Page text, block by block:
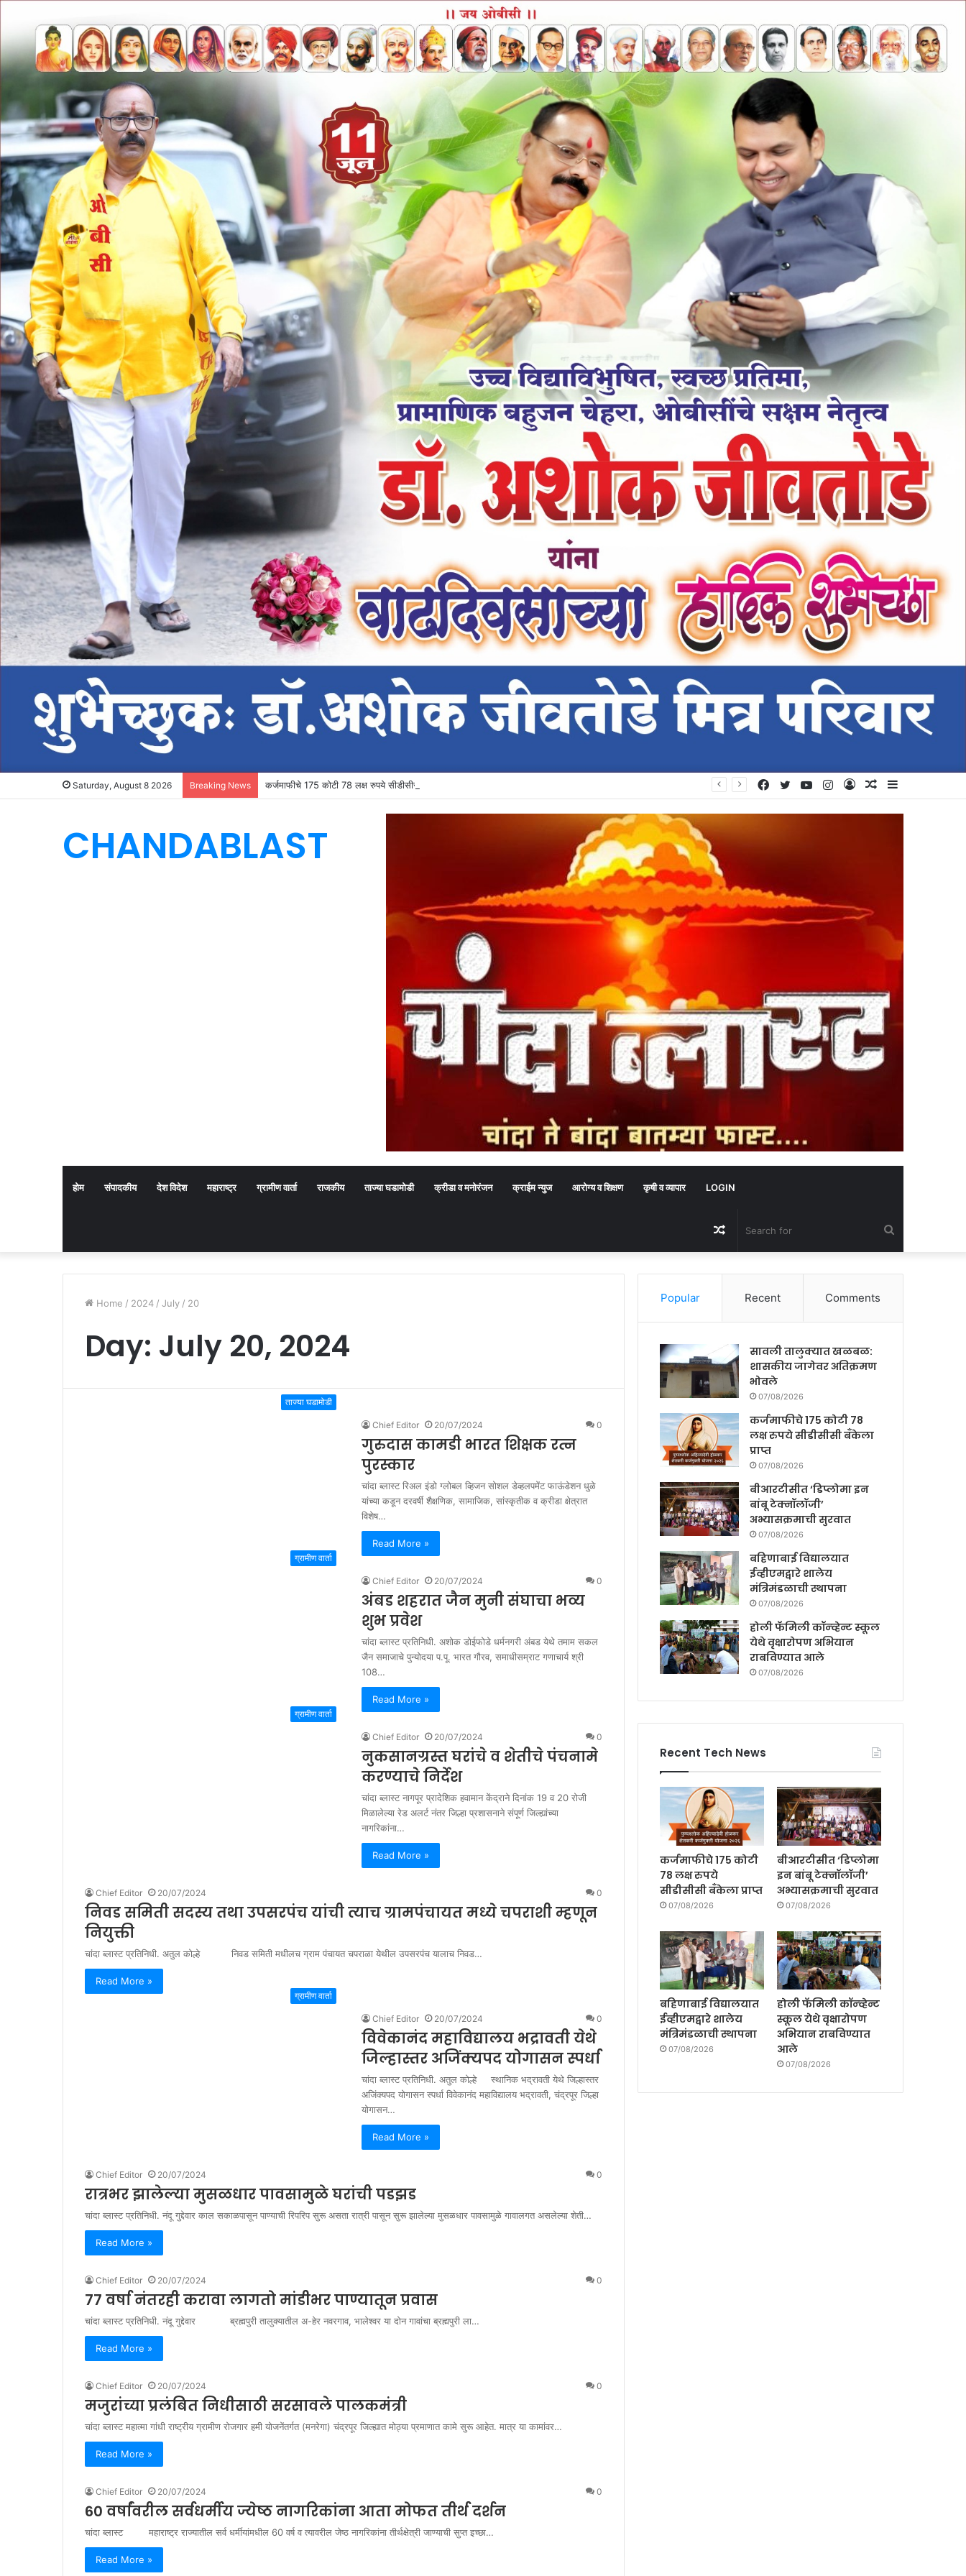
Saturday, August 8 2026 Breaking News कर्जमाफीचे 175 कोटी 78 लक्ष रुपये सीडीसीसी बँकेला प्राप्त
Random
Article
Log
In
Instagram
YouTube
Twitter
Facebook
CHANDABLAST
होम संपादकीय देश विदेश महाराष्ट्र ग्रामीण वार्ता राजकीय ताज्या घडामोडी क्रीडा व मनोरंजन क्राईम न्युज आरोग्य व शिक्षण कृषी व व्यापार LOGIN
for
Random
Article
Home / 2024 / July / 20
Day: July 20, 2024
ताज्या घडामोडी
Chief Editor 20/07/2024 0
गुरुदास कामडी भारत शिक्षक रत्न
पुरस्कार
चांदा ब्लास्ट रिअल इंडो ग्लोबल व्हिजन सोशल डेव्हलपमेंट फाऊंडेशन धुळे
यांच्या कडून दरवर्षी शैक्षणिक, सामाजिक, सांस्कृतीक व क्रीडा क्षेत्रात
विशेष…
Read More »
ग्रामीण वार्ता
Chief Editor 20/07/2024 0
अंबड शहरात जैन मुनी संघाचा भव्य
शुभ प्रवेश
चांदा ब्लास्ट प्रतिनिधी. अशोक डोईफोडे धर्मनगरी अंबड येथे तमाम सकल
जैन समाजाचे पुन्योदया प.पू. भारत गौरव, समाधीसम्राट गणाचार्य श्री
108…
Read More »
ग्रामीण वार्ता
Chief Editor 20/07/2024 0
नुकसानग्रस्त घरांचे व शेतीचे पंचनामे
करण्याचे निर्देश
चांदा ब्लास्ट नागपूर प्रादेशिक हवामान केंद्राने दिनांक 19 व 20 रोजी
मिळालेल्या रेड अलर्ट नंतर जिल्हा प्रशासनाने संपूर्ण जिल्ह्यांच्या
नागरिकांना…
Read More »
Chief Editor 20/07/2024 0
निवड समिती सदस्य तथा उपसरपंच यांची त्याच ग्रामपंचायत मध्ये चपराशी म्हणून
नियुक्ती
चांदा ब्लास्ट प्रतिनिधी. अतुल कोल्हे निवड समिती मधीलच ग्राम पंचायत चपराळा येथील उपसरपंच यालाच निवड…
Read More »
ग्रामीण वार्ता
Chief Editor 20/07/2024 0
विवेकानंद महाविद्यालय भद्रावती येथे
जिल्हास्तर अजिंक्यपद योगासन स्पर्धा
चांदा ब्लास्ट प्रतिनिधी. अतुल कोल्हे स्थानिक भद्रावती येथे जिल्हास्तर
अजिंक्यपद योगासन स्पर्धा विवेकानंद महाविद्यालय भद्रावती, चंद्रपूर जिल्हा
योगासन…
Read More »
Chief Editor 20/07/2024 0
रात्रभर झालेल्या मुसळधार पावसामुळे घरांची पडझड
चांदा ब्लास्ट प्रतिनिधी. नंदू गुद्देवार काल सकाळपासून पाण्याची रिपरिप सुरू असता रात्री पासून सुरू झालेल्या मुसळधार पावसामुळे गावालगत असलेल्या शेती…
Read More »
Chief Editor 20/07/2024 0
७७ वर्षा नंतरही करावा लागतो मांडीभर पाण्यातून प्रवास
चांदा ब्लास्ट प्रतिनिधी. नंदू गुद्देवार ब्रह्मपुरी तालुक्यातील अ-हेर नवरगाव, भालेश्वर या दोन गावांचा ब्रह्मपुरी ला…
Read More »
Chief Editor 20/07/2024 0
मजुरांच्या प्रलंबित निधीसाठी सरसावले पालकमंत्री
चांदा ब्लास्ट महात्मा गांधी राष्ट्रीय ग्रामीण रोजगार हमी योजनेंतर्गत (मनरेगा) चंद्रपूर जिल्ह्यात मोठ्या प्रमाणात कामे सुरू आहेत. मात्र या कामांवर…
Read More »
Chief Editor 20/07/2024 0
60 वर्षांवरील सर्वधर्मीय ज्येष्ठ नागरिकांना आता मोफत तीर्थ दर्शन
चांदा ब्लास्ट महाराष्ट्र राज्यातील सर्व धर्मीयांमधील 60 वर्ष व त्यावरील जेष्ठ नागरिकांना तीर्थक्षेत्री जाण्याची सुप्त इच्छा…
Read More »
Popular Recent Comments
सावली तालुक्यात खळबळ:
शासकीय जागेवर अतिक्रमण
भोवले
07/08/2026
कर्जमाफीचे 175 कोटी 78
लक्ष रुपये सीडीसीसी बँकेला
प्राप्त
07/08/2026
बीआरटीसीत ‘डिप्लोमा इन
बांबू टेक्नॉलॉजी’
अभ्यासक्रमाची सुरवात
07/08/2026
बहिणाबाई विद्यालयात
ईव्हीएमद्वारे शालेय
मंत्रिमंडळाची स्थापना
07/08/2026
होली फॅमिली कॉन्व्हेन्ट स्कूल
येथे वृक्षारोपण अभियान
राबविण्यात आले
07/08/2026
Recent Tech News
कर्जमाफीचे 175 कोटी
78 लक्ष रुपये
सीडीसीसी बँकेला प्राप्त
07/08/2026
बीआरटीसीत ‘डिप्लोमा
इन बांबू टेक्नॉलॉजी’
अभ्यासक्रमाची सुरवात
07/08/2026
बहिणाबाई विद्यालयात
ईव्हीएमद्वारे शालेय
मंत्रिमंडळाची स्थापना
07/08/2026
होली फॅमिली कॉन्व्हेन्ट
स्कूल येथे वृक्षारोपण
अभियान राबविण्यात
आले
07/08/2026